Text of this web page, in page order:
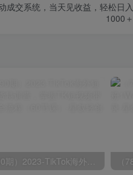
成交系统，当天见收益，轻松日入
1000＋
（6890期）2023-TikTok海外短视频带货特训营，掌握TK短视频带货变现全流程（60节课）